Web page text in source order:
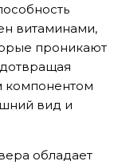
витаминами,
проникают
компонентом
вид и
обладает